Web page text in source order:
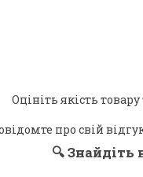
Оцініть якість
про свій
🔍Знайдіть